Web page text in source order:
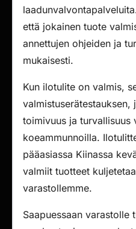
että jokainen tuote
annettujen ohjeiden ja
mukaisesti.
Kun ilotulite on valmis,
valmistuserätestauksen,
toimivuus ja turvallisuus
koeammunnoilla.
pääasiassa Kiinassa
valmiit tuotteet
varastollemme.
Saapuessaan